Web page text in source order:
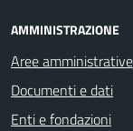
AMMINISTRAZIONE
Aree amministrative
Documenti e dati
Enti e fondazioni